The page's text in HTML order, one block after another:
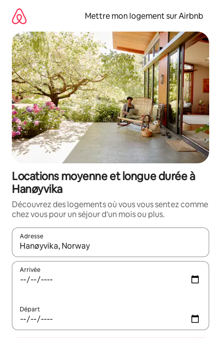
directement
contenu
Mettre mon logement sur Airbnb
Locations moyenne et longue durée à
Hanøyvika
Découvrez des logements où vous vous sentez comme
chez vous pour un séjour d'un mois ou plus.
Adresse
Lorsque les résultats s'affichent, utilisez les flèches vers le
Arrivée
Départ